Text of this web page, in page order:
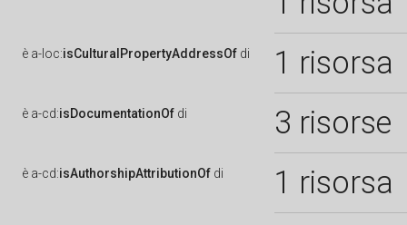
è a-loc:isCulturalPropertyAddressOf di 1 risorsa
è a-cd:isDocumentationOf di 3 risorse
è a-cd:isAuthorshipAttributionOf di 1 risorsa